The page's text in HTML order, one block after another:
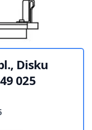
Disku
025